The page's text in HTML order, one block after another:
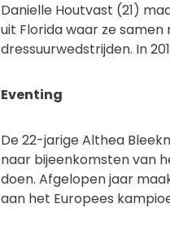
Danielle Houtvast (21)
uit Florida waar ze
dressuurwedstrijden. In
Eventing
De 22-jarige Althea
naar bijeenkomsten van
doen. Afgelopen jaar
aan het Europees